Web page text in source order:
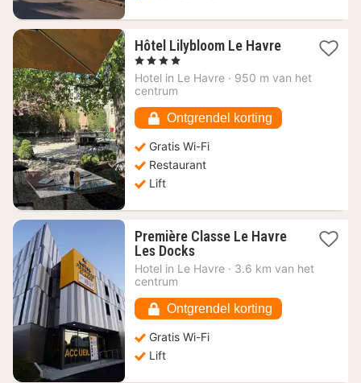
Hôtel Lilybloom Le Havre1
vanaf
, 4 Sterren
Hotel in Le Havre · 950 m van het
centrum
Ontgrendel korting
Gratis Wi-Fi
Restaurant
Lift
Première Classe Le Havre
Les Docks1
nacht
€
Hotel in Le Havre · 3.6 km van het
centrum
Ontgrendel korting
Gratis Wi-Fi
Lift